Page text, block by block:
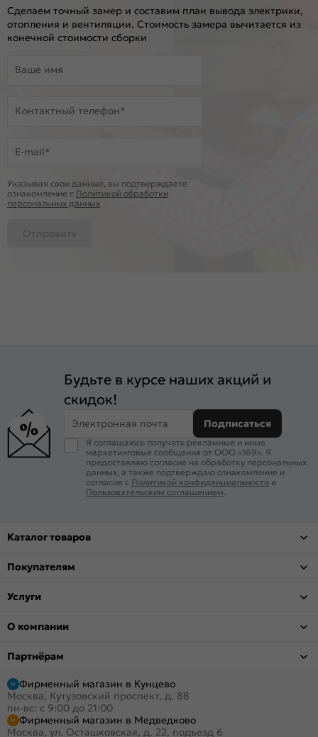
Сделаем точный замер и составим план вывода электрики,
отопления и вентиляции. Стоимость замера вычитается из
конечной стоимости сборки
Ваше имя
Контактный телефон*
E-mail*
Указывая свои данные, вы подтверждаете
ознакомление c Политикой обработки
персональных данных
Отправить
Будьте в курсе наших акций и
скидок!
Электронная почта Подписаться
Я соглашаюсь получать рекламные и иные
маркетинговые сообщения от ООО «169». Я
предоставляю согласие на обработку персональных
данных, а также подтверждаю ознакомление и
согласие с Политикой конфиденциальности и
Пользовательским соглашением
Каталог товаров
Покупателям
Услуги
О компании
Партнёрам
Фирменный магазин в Кунцево
Москва, Кутузовский проспект, д. 88
пн-вс: с 9:00 до 21:00
Фирменный магазин в Медведково
Москва, ул. Осташковская, д. 22, подъезд 6